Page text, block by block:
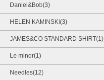
Daniel&Bob(3)
HELEN KAMINSKI(3)
JAMES&CO STANDARD SHIRT(1)
Le minor(1)
Needles(12)